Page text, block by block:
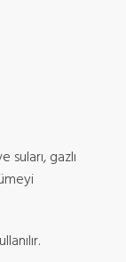
gazlı